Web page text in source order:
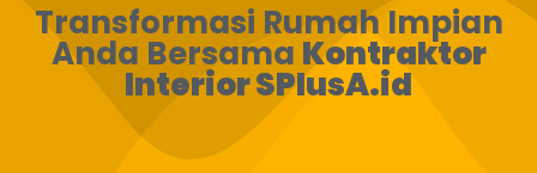
Transformasi Rumah Impian
Anda Bersama Kontraktor
Interior SPlusA.id